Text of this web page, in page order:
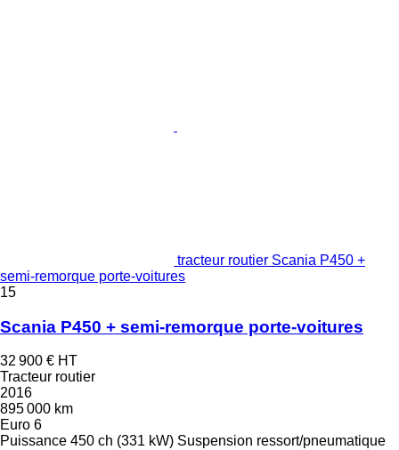
tracteur routier Scania P450 +
semi-remorque porte-voitures
15
Scania P450 + semi-remorque porte-voitures
32 900 € HT
Tracteur routier
2016
895 000 km
Euro 6
Puissance 450 ch (331 kW) Suspension ressort/pneumatique